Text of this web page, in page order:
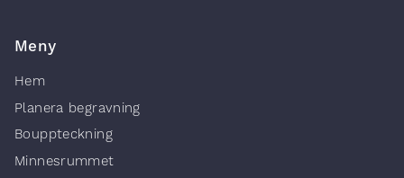
Meny
Hem
Planera begravning
Bouppteckning
Minnesrummet